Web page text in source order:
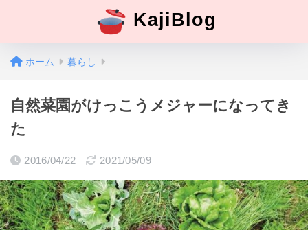
KajiBlog
ホーム 暮らし
自然菜園がけっこうメジャーになってき
た
2016/04/22 2021/05/09